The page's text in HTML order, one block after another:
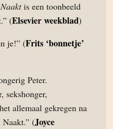
is een toonbeeld
(Elsevier weekblad)
je!” (Frits ‘bonnetje’
Peter.
sekshonger,
allemaal gekregen na
Naakt.” (Joyce